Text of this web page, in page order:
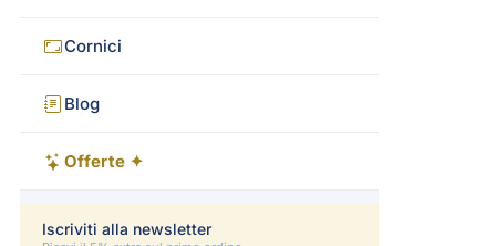
Cornici
Blog
Offerte ✦
Iscriviti alla newsletter